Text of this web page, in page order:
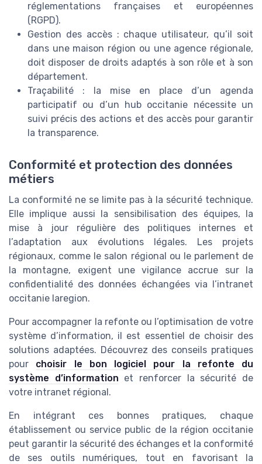
réglementations françaises et européennes
(RGPD).
Gestion des accès : chaque utilisateur, qu’il soit
dans une maison région ou une agence régionale,
doit disposer de droits adaptés à son rôle et à son
département.
Traçabilité : la mise en place d’un agenda
participatif ou d’un hub occitanie nécessite un
suivi précis des actions et des accès pour garantir
la transparence.
Conformité et protection des données
métiers
La conformité ne se limite pas à la sécurité technique.
Elle implique aussi la sensibilisation des équipes, la
mise à jour régulière des politiques internes et
l’adaptation aux évolutions légales. Les projets
régionaux, comme le salon régional ou le parlement de
la montagne, exigent une vigilance accrue sur la
confidentialité des données échangées via l’intranet
occitanie laregion.
Pour accompagner la refonte ou l’optimisation de votre
système d’information, il est essentiel de choisir des
solutions adaptées. Découvrez des conseils pratiques
pour choisir le bon logiciel pour la refonte du
système d’information et renforcer la sécurité de
votre intranet régional.
En intégrant ces bonnes pratiques, chaque
établissement ou service public de la région occitanie
peut garantir la sécurité des échanges et la conformité
de ses outils numériques, tout en favorisant la